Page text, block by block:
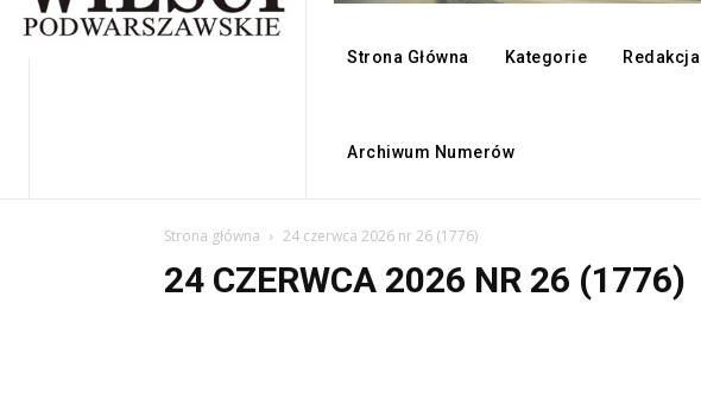
Strona Główna Kategorie Redakcja
Archiwum Numerów
Strona główna 24 czerwca 2026 nr 26 (1776)
24 CZERWCA 2026 NR 26 (1776)